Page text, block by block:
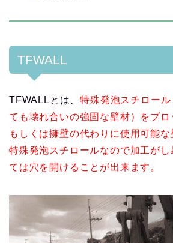
TFWALL
TFWALLとは、特殊発泡スチロー
ても壊れ合いの強固な壁材）をブロ
もしくは擁壁の代わりに使用可能
特殊発泡スチロールなので加工がし
ては穴を開けることが出来ます。